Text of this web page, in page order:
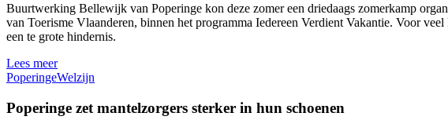
Buurtwerking Bellewijk van Poperinge kon deze zomer een driedaags zomerkamp
van Toerisme Vlaanderen, binnen het programma Iedereen Verdient Vakantie. Voor
een te grote hindernis.
Lees meer
PoperingeWelzijn
Poperinge zet mantelzorgers sterker in hun schoenen